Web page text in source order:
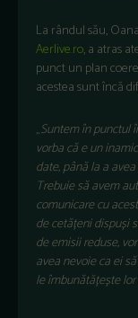
La rândul său,
Aerlive.ro, a atras
punct un plan
acestea sunt încă
„Suntem în punctul
vorba că e un
date, până la a
Trebuie să avem
comunicare cu
de cetățeni dispuși
de emisii reduse,
avea nevoie ca ei
le îmbunătățește